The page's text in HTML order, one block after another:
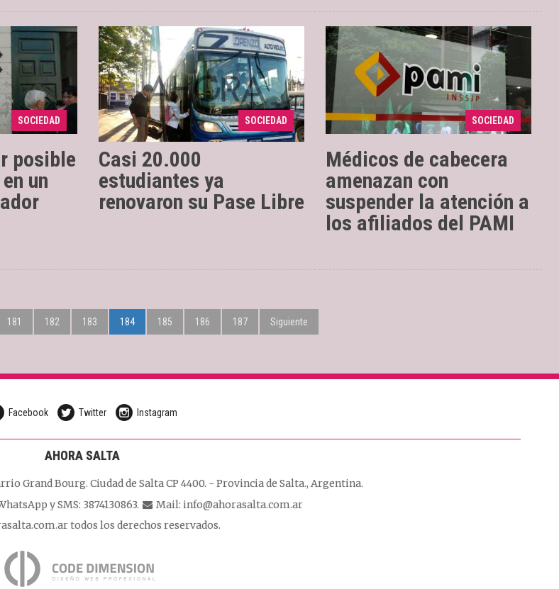
SOCIEDAD
posible
un
delegado
que
una
solicitó a
...
SOCIEDAD
Casi 20.000
estudiantes ya
renovaron su Pase Libre
27/02/2018
Así lo informó el
vocero de prensa de Saeta,
Rodrigo Torres quien además
aseguró que el trámite se puede
realizar durante todo el año
académico. ...
SOCIEDAD
Médicos de cabecera
amenazan con
suspender la atención a
los afiliados del PAMI
27/02/2018 Anticiparon que la
medida podría efectivizarse
desde el jueves, ante la falta de
pago del organismo nacional.
181 182 183 184 185 186 187 Siguiente
Facebook Twitter Instagram
AHORA SALTA
Grand Bourg. Ciudad de Salta CP 4400. - Provincia de Salta., Argentina.
y SMS: 3874130863. Mail: info@ahorasalta.com.ar
todos los derechos reservados.